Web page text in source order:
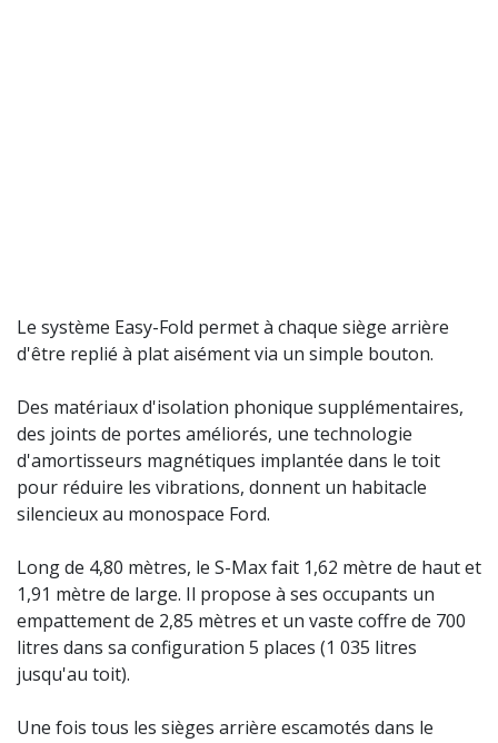
Le système Easy-Fold permet à chaque siège arrière
d'être replié à plat aisément via un simple bouton.
Des matériaux d'isolation phonique supplémentaires,
des joints de portes améliorés, une technologie
d'amortisseurs magnétiques implantée dans le toit
pour réduire les vibrations, donnent un habitacle
silencieux au monospace Ford.
Long de 4,80 mètres, le S-Max fait 1,62 mètre de haut et
1,91 mètre de large. Il propose à ses occupants un
empattement de 2,85 mètres et un vaste coffre de 700
litres dans sa configuration 5 places (1 035 litres
jusqu'au toit).
Une fois tous les sièges arrière escamotés dans le